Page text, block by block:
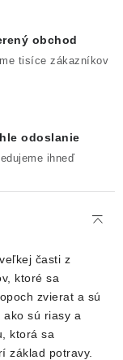
obchod
tisíce zákazníkov
odoslanie
ihneď
časti z
ktoré sa
zvierat a sú
ako sú riasy a
ktorá sa
základ potravy.